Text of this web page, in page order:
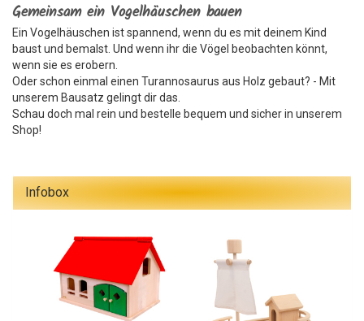
Gemeinsam ein Vogelhäuschen bauen
Ein Vogelhäuschen ist spannend, wenn du es mit deinem Kind
baust und bemalst. Und wenn ihr die Vögel beobachten könnt,
wenn sie es erobern.
Oder schon einmal einen Turannosaurus aus Holz gebaut? - Mit
unserem Bausatz gelingt dir das.
Schau doch mal rein und bestelle bequem und sicher in unserem
Shop!
Infobox